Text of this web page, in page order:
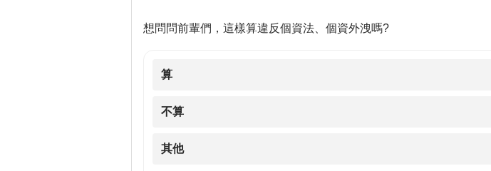
想問問前輩們，這樣算違反個資法、個資外洩嗎?
算
不算
其他